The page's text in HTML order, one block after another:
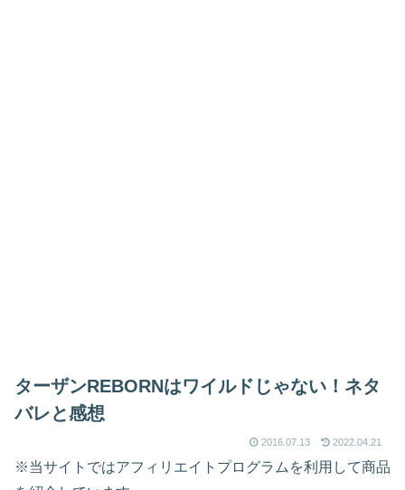
ターザンREBORNはワイルドじゃない！ネタ
バレと感想
2016.07.13 2022.04.21
※当サイトではアフィリエイトプログラムを利用して商品